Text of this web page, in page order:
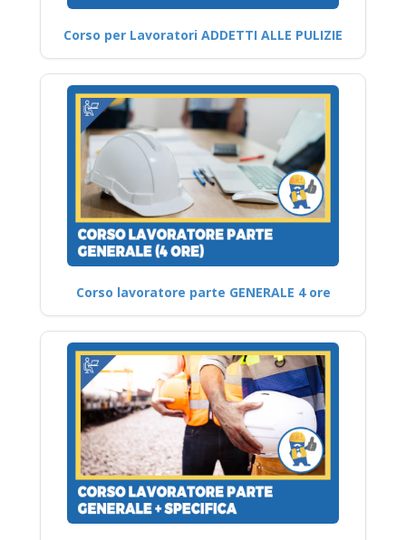
Corso per Lavoratori ADDETTI ALLE PULIZIE
Corso lavoratore parte GENERALE 4 ore